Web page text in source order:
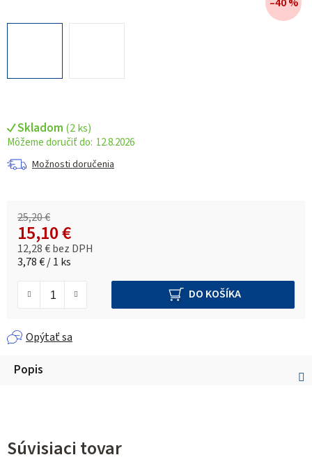
Skladom (2 ks)
12.8.2026
Možnosti doručenia
25,20 €
15,10 €
12,28 € bez DPH
Jednotková cena:
3,78 € / 1 ks
DO KOŠÍKA
Opýtať sa
Popis
Súvisiaci tovar